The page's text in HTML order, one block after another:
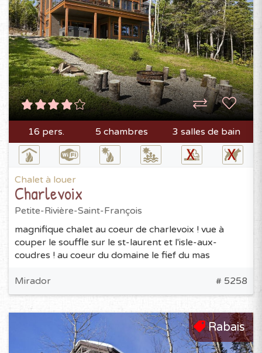
16 pers. 5 chambres 3 salles de bain
Chalet à louer
Charlevoix
Petite-Rivière-Saint-François
magnifique chalet au coeur de charlevoix ! vue à
couper le souffle sur le st-laurent et l'isle-aux-
coudres ! au coeur du domaine le fief du mas
Mirador # 5258
Rabais